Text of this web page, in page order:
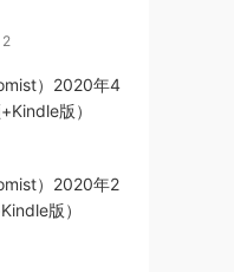
2
）2020年4
版）
）2020年2
版）